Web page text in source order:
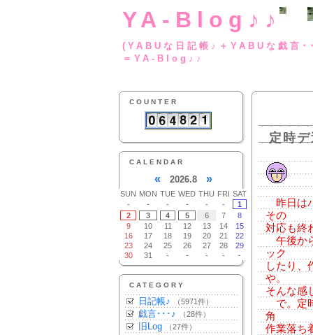
YA-Blog♪♪
(YABUな日記帳♪
＝YA-Blog♪♪
COUNTER
CALENDAR
« 2026.8 »
SUN MON TUE WED THU FRI SAT
-
- - - - -
1
2
3 4 5 6 7
8
9
10 11 12 13 14
15
16
17 18 19 20 21
22
23
24 25 26 27 28
29
30
31 - - - - -
CATEGORY
日記帳♪ （5971件）
戯言･･･♪ （28件）
旧Log （27件）
定時
昨日は
その
対応も終
午後か
ック
したり、
や。
そんな感
で。定
角
作業落ち